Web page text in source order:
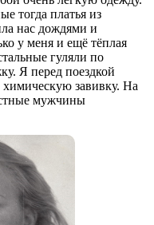
тогда платья из
нас дождями и
у меня и ещё тёплая
гуляли по
Я перед поездкой
химическую завивку. На
мужчины